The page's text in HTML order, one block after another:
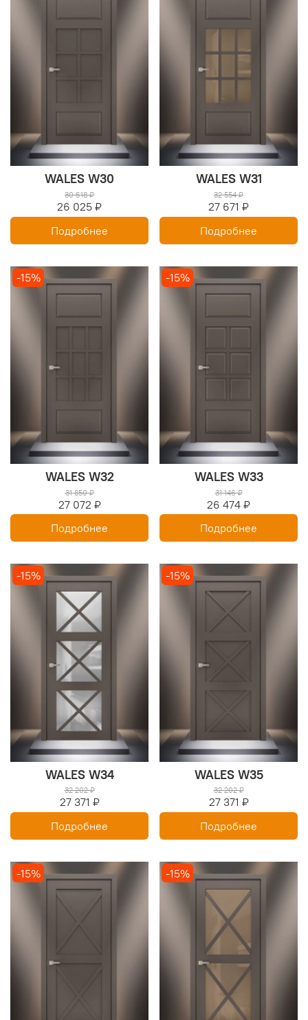
WALES W30
30 618 ₽
26 025 ₽
Подробнее
WALES W31
32 554 ₽
27 671 ₽
Подробнее
-15%
WALES W32
31 850 ₽
27 072 ₽
Подробнее
-15%
WALES W33
31 146 ₽
26 474 ₽
Подробнее
-15%
WALES W34
32 202 ₽
27 371 ₽
Подробнее
-15%
WALES W35
32 202 ₽
27 371 ₽
Подробнее
-15% -15%